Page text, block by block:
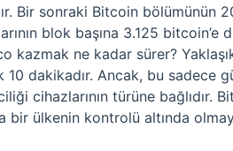
Bir sonraki Bitcoin bölümünün
blok başına 3.125 bitcoin’e
kazmak ne kadar sürer?
10 dakikadır. Ancak, bu sadece
cihazlarının türüne bağlıdır.
ülkenin kontrolü altında